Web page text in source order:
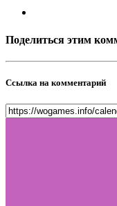
Поделиться этим
Ссылка на комментарий